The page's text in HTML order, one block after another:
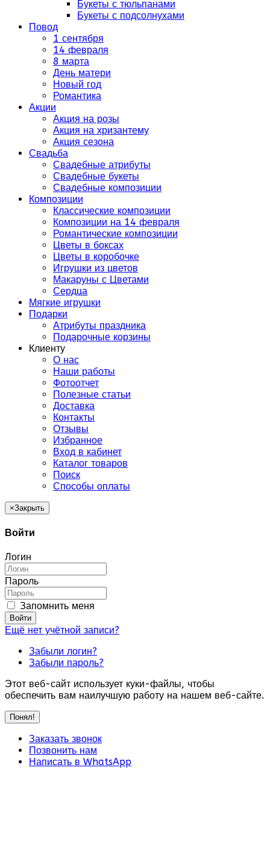
Букеты с тюльпанами
Букеты с подсолнухами
Повод
1 сентября
14 февраля
8 марта
День матери
Новый год
Романтика
Акции
Акция на розы
Акция на хризантему
Акция сезона
Свадьба
Свадебные атрибуты
Свадебные букеты
Свадебные композиции
Композиции
Классические композиции
Композиции на 14 февраля
Романтические композиции
Цветы в боксах
Цветы в коробочке
Игрушки из цветов
Макаруны с Цветами
Сердца
Мягкие игрушки
Подарки
Атрибуты праздника
Подарочные корзины
Клиенту
О нас
Наши работы
Фотоотчет
Полезные статьи
Доставка
Контакты
Отзывы
Избранное
Вход в кабинет
Каталог товаров
Поиск
Способы оплаты
×Закрыть
Войти
Логин
Пароль
Запомнить меня
Войти
Ещё нет учётной записи?
Забыли логин?
Забыли пароль?
Этот веб-сайт использует куки-файлы, чтобы
обеспечить вам наилучшую работу на нашем веб-сайте.
Понял!
Заказать звонок
Позвонить нам
Написать в WhatsApp